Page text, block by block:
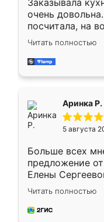
Заказывала
очень
посчитала, на
Замерщик
делу со всей
за день, ребята
Читать полностью
Аринка Р.
5 августа
Больше всех
предложение
Елены
короткие
для замера
предложил по
Читать полностью